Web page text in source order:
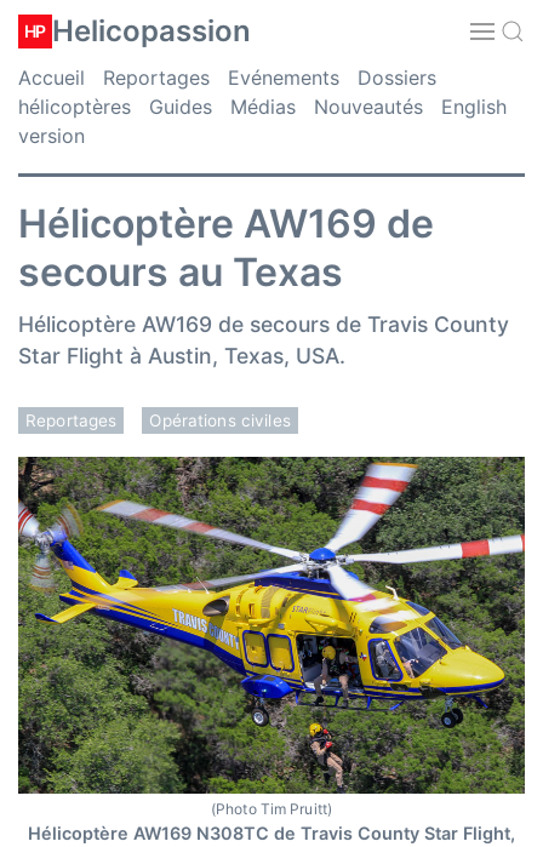
HP Helicopassion
Accueil Reportages Evénements
Dossiers
hélicoptères
Guides Médias Nouveautés
English
version
Hélicoptère AW169 de
secours au Texas
Hélicoptère AW169 de secours de Travis County
Star Flight à Austin, Texas, USA.
Reportages Opérations civiles
(Photo Tim Pruitt)
Hélicoptère AW169 N308TC de Travis County Star Flight,